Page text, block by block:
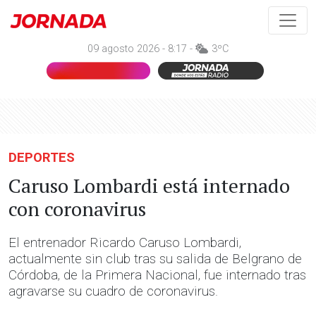
09 agosto 2026 - 8:17 - 3ºC
DEPORTES
Caruso Lombardi está internado
con coronavirus
El entrenador Ricardo Caruso Lombardi,
actualmente sin club tras su salida de Belgrano de
Córdoba, de la Primera Nacional, fue internado tras
agravarse su cuadro de coronavirus.